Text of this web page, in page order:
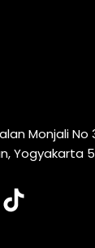
Monjali No
Yogyakarta